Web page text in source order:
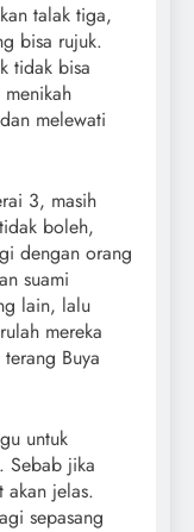
talak tiga,
bisa rujuk.
tidak bisa
melewati
3, masih
boleh,
dengan orang
suami
lain, lalu
mereka
Buya
untuk
Sebab jika
akan jelas.
sepasang